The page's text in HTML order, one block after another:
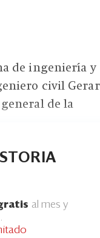
de ingeniería y
civil
de la
al mes y